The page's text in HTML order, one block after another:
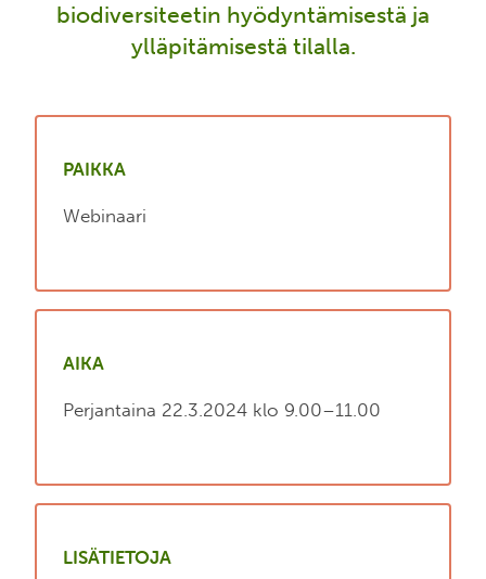
biodiversiteetin hyödyntämisestä ja
ylläpitämisestä tilalla.
PAIKKA
Webinaari
AIKA
Perjantaina 22.3.2024 klo 9.00–11.00
LISÄTIETOJA